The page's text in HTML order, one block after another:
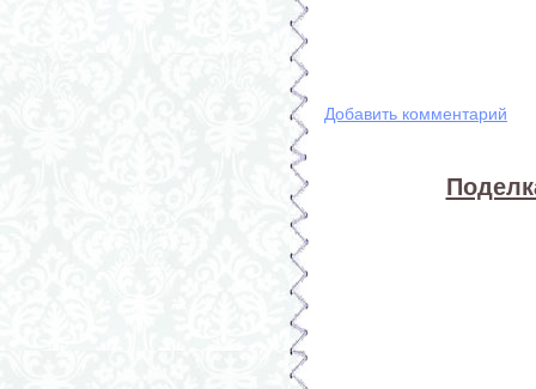
Добавить комментарий